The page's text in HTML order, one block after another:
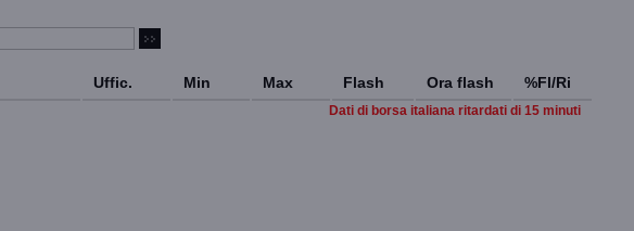
Uffic. Min Max Flash Ora flash %Fl/Ri
Dati di borsa italiana ritardati di 15 minuti